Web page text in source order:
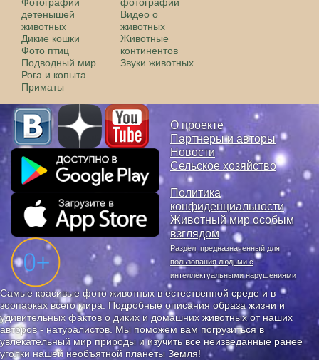
детенышей
животных
Дикие кошки
Фото птиц
Подводный мир
Рога и копыта
Приматы
Видео о
животных
Животные
континентов
Звуки животных
О проекте
Партнеры и авторы
Новости
Сельское хозяйство
Политика
конфиденциальности
Животный мир особым
взглядом
Раздел, предназначенный для
пользования людьми с
интеллектуальными нарушениями
Самые красивые фото животных в естественной среде и в
зоопарках всего мира. Подробные описания образа жизни и
удивительных фактов о диких и домашних животных от наших
авторов - натуралистов. Мы поможем вам погрузиться в
увлекательный мир природы и изучить все неизведанные ранее
уголки нашей необъятной планеты Земля!